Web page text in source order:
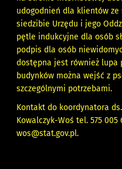
udogodnień dla klientów ze
siedzibie Urzędu i jego
pętle indukcyjne dla osób
podpis dla osób
dostępna jest również lupa
budynków można wejść z
szczególnymi potrzebami.
Kontakt do koordynatora
Kowalczyk-Woś tel.575 005
wos@stat.gov.pl.